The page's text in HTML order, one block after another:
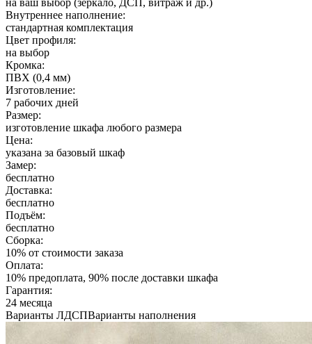
Внутреннее наполнение:
стандартная комплектация
Цвет профиля:
на выбор
Кромка:
ПВХ (0,4 мм)
Изготовление:
7 рабочих дней
Размер:
изготовление шкафа любого размера
Цена:
указана за базовый шкаф
Замер:
бесплатно
Доставка:
бесплатно
Подъём:
бесплатно
Сборка:
10% от стоимости заказа
Оплата:
10% предоплата, 90% после доставки шкафа
Гарантия:
24 месяца
Варианты ЛДСПВарианты наполнения